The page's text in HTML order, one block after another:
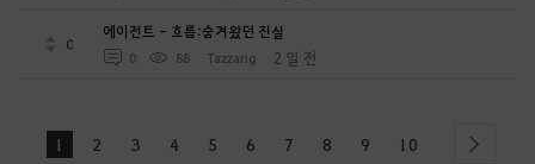
0
에이전트 - 흐름:숨겨왔던 진실
0 88 Tazzang 2 일 전
1 2 3 4 5 6 7 8 9 10 next